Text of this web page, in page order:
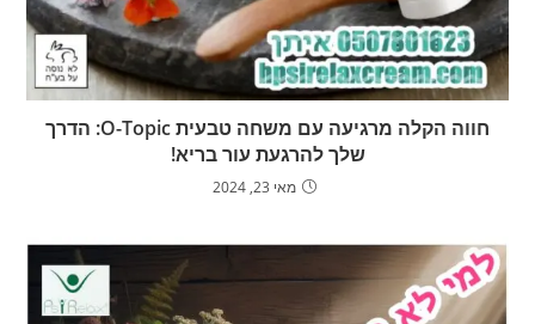
חווה הקלה מרגיעה עם משחה טבעית O-Topic: הדרך
שלך להרגעת עור בריא!
מאי 23, 2024